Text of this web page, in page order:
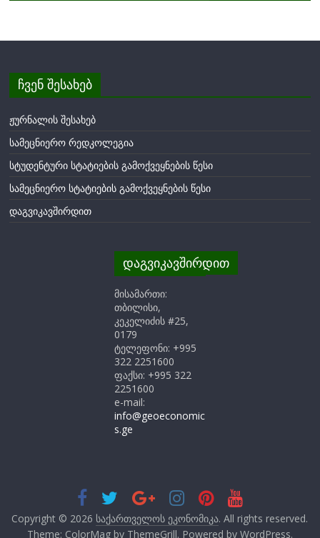
ჩვენ შესახებ
ჟურნალის შესახებ
სამეცნიერო რედკოლეგია
სტუდენტური სტატიების გამოქვეყნების წესი
სამეცნიერო სტატიების გამოქვეყნების წესი
დაგვიკავშირდით
დაგვიკავშირდით
მისამართი:
თბილისი,
კეკელიძის #25,
0179
ტელეფონი: +995
322 2251600
ფაქსი: +995 322
2251600
e-mail:
info@geoeconomic
s.ge
Copyright © 2026 საქართველოს ეკონომიკა. All rights reserved.
Theme: ColorMag by ThemeGrill. Powered by WordPress.